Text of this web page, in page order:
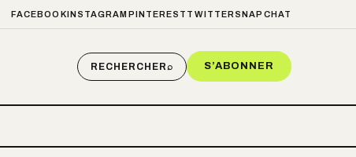
FACEBOOKINSTAGRAM PINTEREST TWITTER SNAPCHAT
RECHERCHER⌕ S’ABONNER